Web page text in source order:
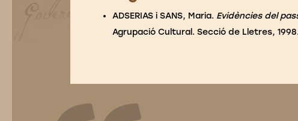
ADSERIAS i SANS, Maria. Evidències del
Agrupació Cultural. Secció de Lletres,